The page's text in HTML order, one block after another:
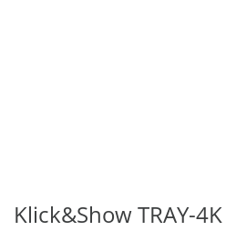
Klick&Show TRAY-4K